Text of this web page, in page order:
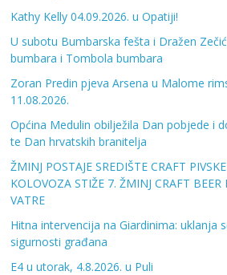
Kathy Kelly 04.09.2026. u Opatiji!
U subotu Bumbarska fešta i Dražen
bumbara i Tombola bumbara
Zoran Predin pjeva Arsena u Malome
11.08.2026.
Općina Medulin obilježila Dan pobjede i
te Dan hrvatskih branitelja
ŽMINJ POSTAJE SREDIŠTE CRAFT
KOLOVOZA STIŽE 7. ŽMINJ CRAFT
VATRE
Hitna intervencija na Giardinima: uklanja
sigurnosti građana
E4 u utorak, 4.8.2026. u Puli